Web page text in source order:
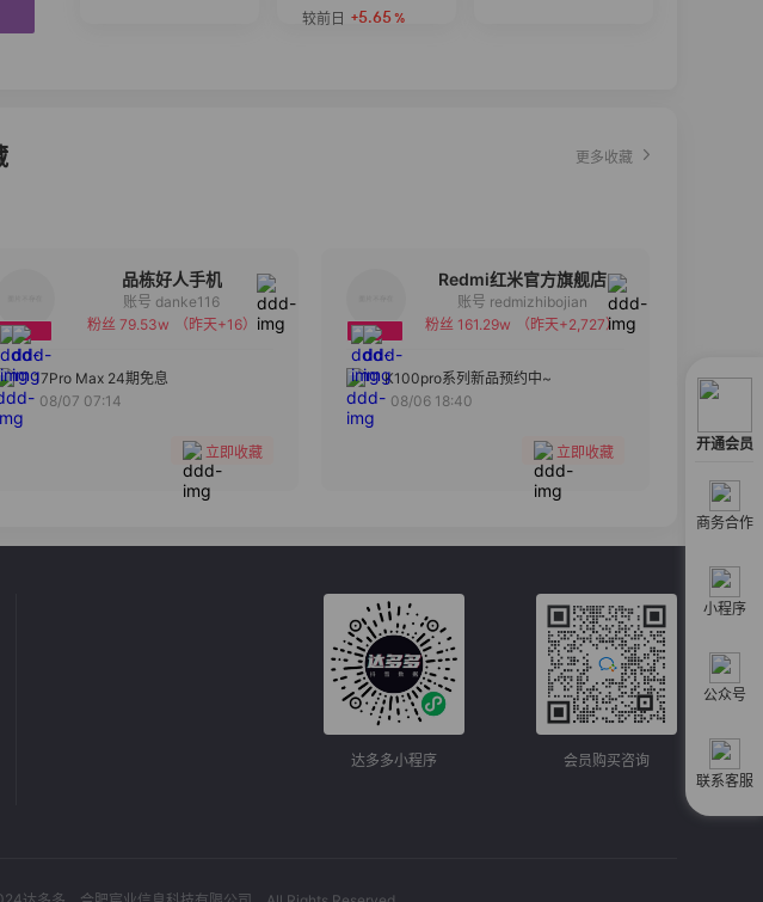
开通会员
商务合作
小程序
公众号
联系客服
较前日 +5.65 %
更多收藏
品栋好人手机
备注
分组
账号 danke116
粉丝 79.53w
（昨天+16）
17Pro Max 24期免息
08/07 07:14
立即收藏
Redmi红米官方旗舰店
备注
分组
账号 redmizhibojian
粉丝 161.29w
（昨天+2,727）
K100pro系列新品预约中~
08/06 18:40
立即收藏
达多多小程序 会员购买咨询